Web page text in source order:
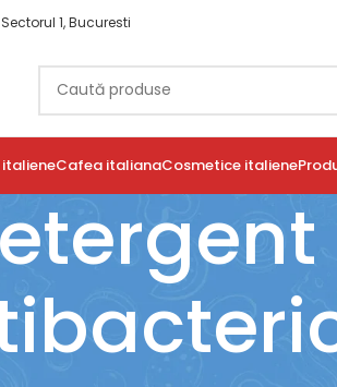
1, Bucuresti
italieneCafea italianaCosmetice italiene